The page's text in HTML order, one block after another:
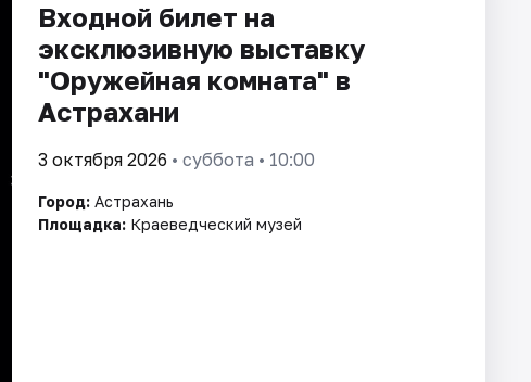
Входной билет на
эксклюзивную выставку
"Оружейная комната" в
Астрахани
3 октября 2026 • суббота • 10:00
Город: Астрахань
Площадка: Краеведческий музей